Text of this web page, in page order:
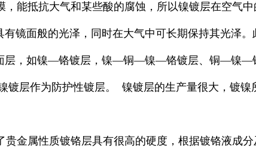
能抵抗大气和某些酸的腐蚀，所以镍镀层在空气
镜面般的光泽，同时在大气中可长期保持其光泽
层，如镍—铬镀层，镍—铜—镍—铬镀层、铜—镍
层作为防护性镀层。 镍镀层的生产量很大，镀
金属性质镀铬层具有很高的硬度，根据镀铬液成